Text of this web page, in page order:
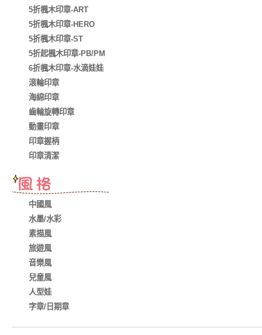
5折楓木印章-ART
5折楓木印章-HERO
5折楓木印章-ST
5折起楓木印章-PB/PM
6折楓木印章-水滴娃娃
滾輪印章
海綿印章
齒輪旋轉印章
動畫印章
印章握柄
印章清潔
中國風
水墨/水彩
素描風
旅遊風
音樂風
兒童風
人型娃
字章/日期章